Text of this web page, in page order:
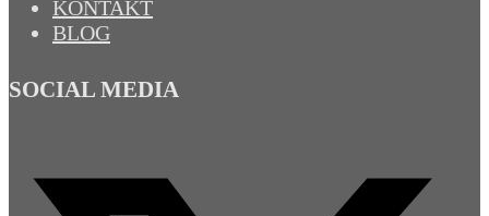
KONTAKT
BLOG
SOCIAL MEDIA